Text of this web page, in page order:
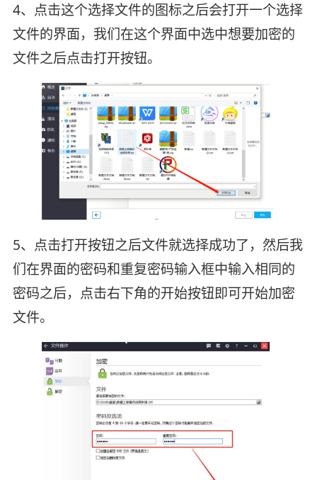
4、点击这个选择文件的图标之后会打开一个选择
文件的界面，我们在这个界面中选中想要加密的
文件之后点击打开按钮。
5、点击打开按钮之后文件就选择成功了，然后我
们在界面的密码和重复密码输入框中输入相同的
密码之后，点击右下角的开始按钮即可开始加密
文件。